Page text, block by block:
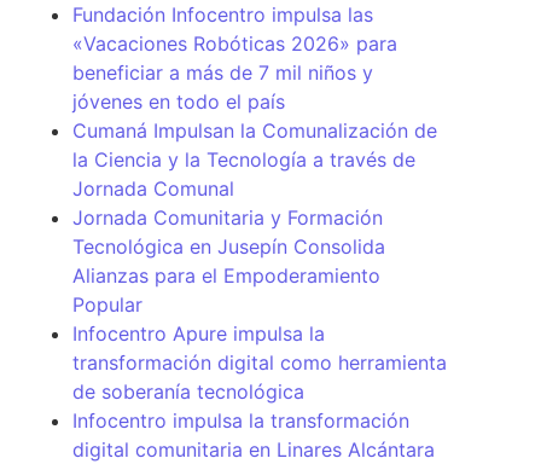
Fundación Infocentro impulsa las
«Vacaciones Robóticas 2026» para
beneficiar a más de 7 mil niños y
jóvenes en todo el país
Cumaná Impulsan la Comunalización de
la Ciencia y la Tecnología a través de
Jornada Comunal
Jornada Comunitaria y Formación
Tecnológica en Jusepín Consolida
Alianzas para el Empoderamiento
Popular
Infocentro Apure impulsa la
transformación digital como herramienta
de soberanía tecnológica
Infocentro impulsa la transformación
digital comunitaria en Linares Alcántara